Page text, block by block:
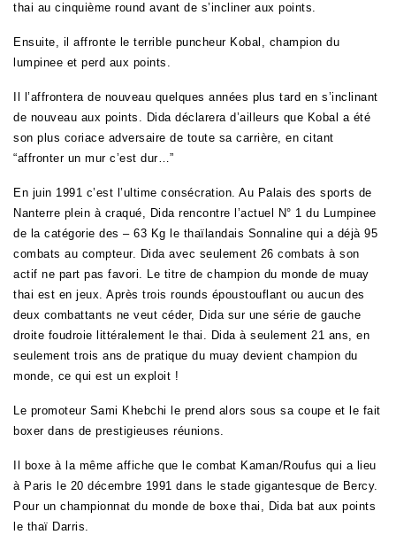
thai au cinquième round avant de s’incliner aux points.
Ensuite, il affronte le terrible puncheur Kobal, champion du
lumpinee et perd aux points.
Il l’affrontera de nouveau quelques années plus tard en s’inclinant
de nouveau aux points. Dida déclarera d’ailleurs que Kobal a été
son plus coriace adversaire de toute sa carrière, en citant
“affronter un mur c’est dur…”
En juin 1991 c’est l’ultime consécration. Au Palais des sports de
Nanterre plein à craqué, Dida rencontre l’actuel N° 1 du Lumpinee
de la catégorie des – 63 Kg le thaïlandais Sonnaline qui a déjà 95
combats au compteur. Dida avec seulement 26 combats à son
actif ne part pas favori. Le titre de champion du monde de muay
thai est en jeux. Après trois rounds époustouflant ou aucun des
deux combattants ne veut céder, Dida sur une série de gauche
droite foudroie littéralement le thai. Dida à seulement 21 ans, en
seulement trois ans de pratique du muay devient champion du
monde, ce qui est un exploit !
Le promoteur Sami Khebchi le prend alors sous sa coupe et le fait
boxer dans de prestigieuses réunions.
Il boxe à la même affiche que le combat Kaman/Roufus qui a lieu
à Paris le 20 décembre 1991 dans le stade gigantesque de Bercy.
Pour un championnat du monde de boxe thai, Dida bat aux points
le thaï Darris.